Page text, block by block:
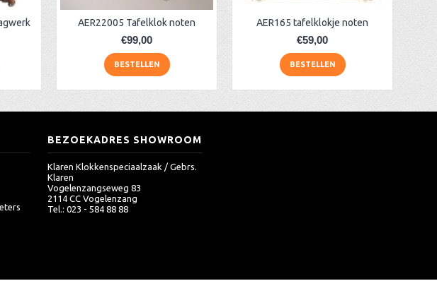
AER22005 Tafelklok noten
€99,00
BESTELLEN
AER165 tafelklokje noten
€59,00
BESTELLEN
BEZOEKADRES SHOWROOM
Klaren Klokkenspeciaalzaak / Gebrs.
Klaren
Vogelenzangseweg 83
2114 CC Vogelenzang
Tel.: 023 - 584 88 88